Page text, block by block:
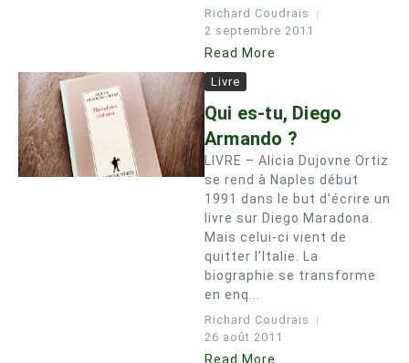
Richard Coudrais
2 septembre 2011
Read More
Livre
Qui es-tu, Diego
Armando ?
LIVRE – Alicia Dujovne Ortiz
se rend à Naples début
1991 dans le but d’écrire un
livre sur Diego Maradona.
Mais celui-ci vient de
quitter l’Italie. La
biographie se transforme
en enq...
Richard Coudrais
26 août 2011
Read More